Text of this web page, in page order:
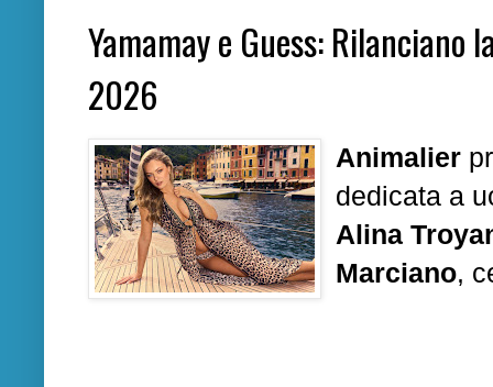
Yamamay e Guess: Rilanciano
2026
Animalier
dedicata a
Alina
Marciano,